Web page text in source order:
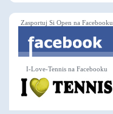
Zasportuj Si Open na Facebooku
I-Love-Tennis na Facebooku